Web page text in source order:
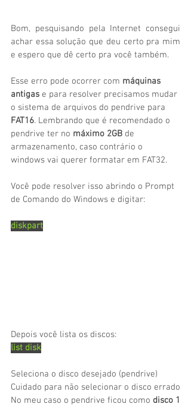
Bom, pesquisando pela Internet consegui
achar essa solução que deu certo pra mim
e espero que dê certo pra você também.
Esse erro pode ocorrer com máquinas
antigas e para resolver precisamos mudar
o sistema de arquivos do pendrive para
FAT16. Lembrando que é recomendado o
pendrive ter no máximo 2GB de
armazenamento, caso contrário o
windows vai querer formatar em FAT32.
Você pode resolver isso abrindo o Prompt
de Comando do Windows e digitar:
diskpart
Depois você lista os discos:
list disk
Seleciona o disco desejado (pendrive)
Cuidado para não selecionar o disco errado
No meu caso o pendrive ficou como disco 1